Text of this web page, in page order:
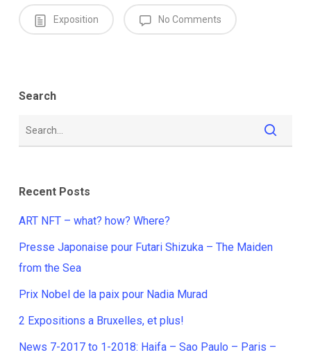
Exposition No Comments
Search
Recent Posts
ART NFT – what? how? Where?
Presse Japonaise pour Futari Shizuka – The Maiden
from the Sea
Prix Nobel de la paix pour Nadia Murad
2 Expositions a Bruxelles, et plus!
News 7-2017 to 1-2018: Haifa – Sao Paulo – Paris –